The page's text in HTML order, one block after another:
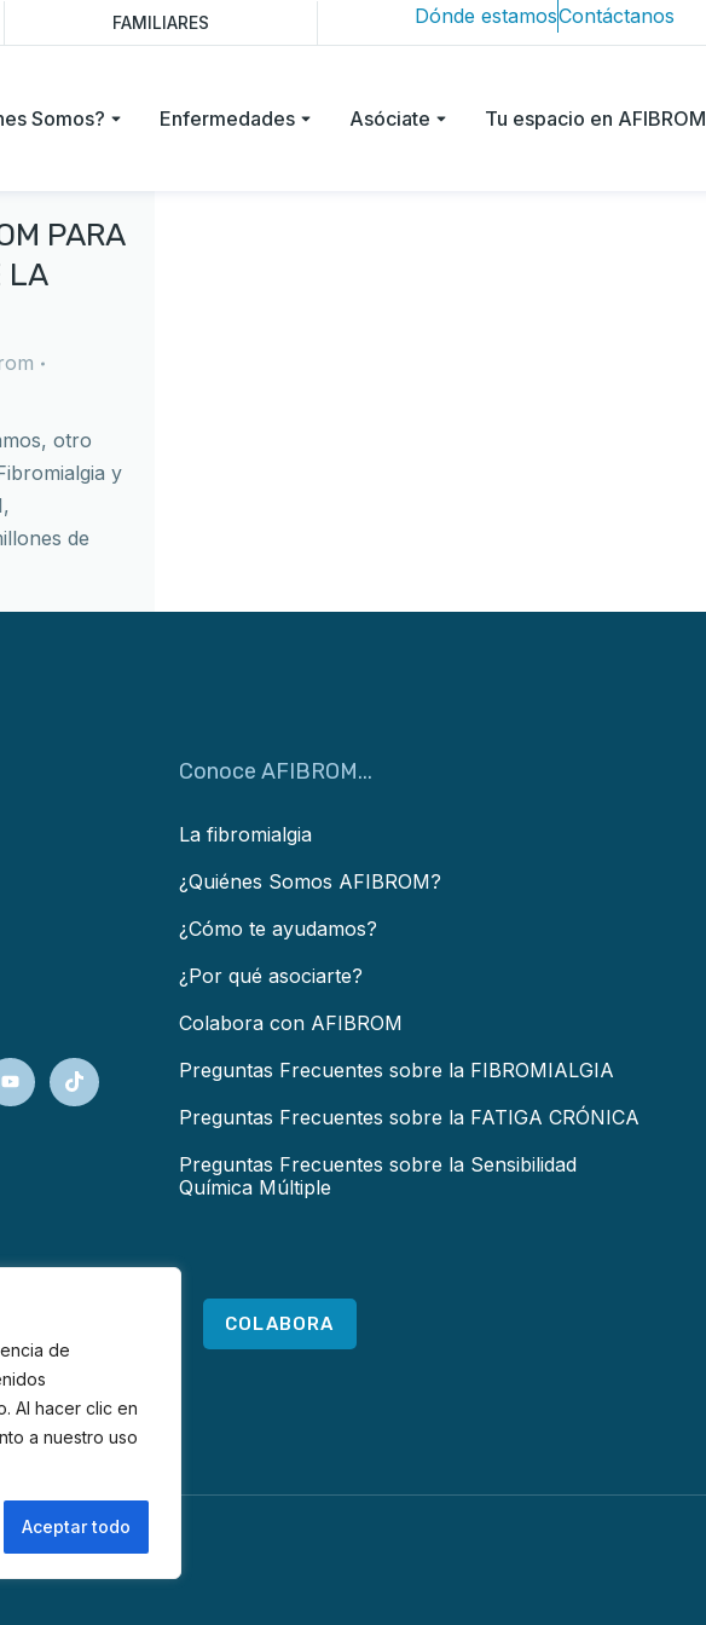
de
Al hacer clic en
a nuestro uso
Aceptar todo
FAMILIARES Dónde estamosContáctanos
Somos? Enfermedades Asóciate Tu espacio en AFIBROM
PARA
LA
otro
y
de
Conoce AFIBROM...
La fibromialgia
¿Quiénes Somos AFIBROM?
¿Cómo te ayudamos?
¿Por qué asociarte?
Colabora con AFIBROM
Preguntas Frecuentes sobre la FIBROMIALGIA
Preguntas Frecuentes sobre la FATIGA CRÓNICA
Preguntas Frecuentes sobre la Sensibilidad
Química Múltiple
COLABORA